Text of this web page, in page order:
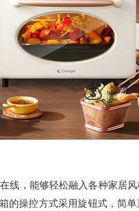
线，能够轻松融入各种家居
的操控方式采用旋钮式，简